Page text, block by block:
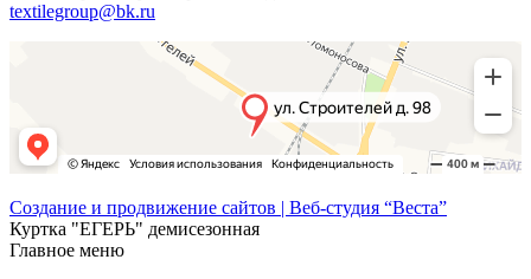
textilegroup@bk.ru
Создание и продвижение сайтов | Веб-студия “Веста”
Куртка "ЕГЕРЬ" демисезонная
Главное меню